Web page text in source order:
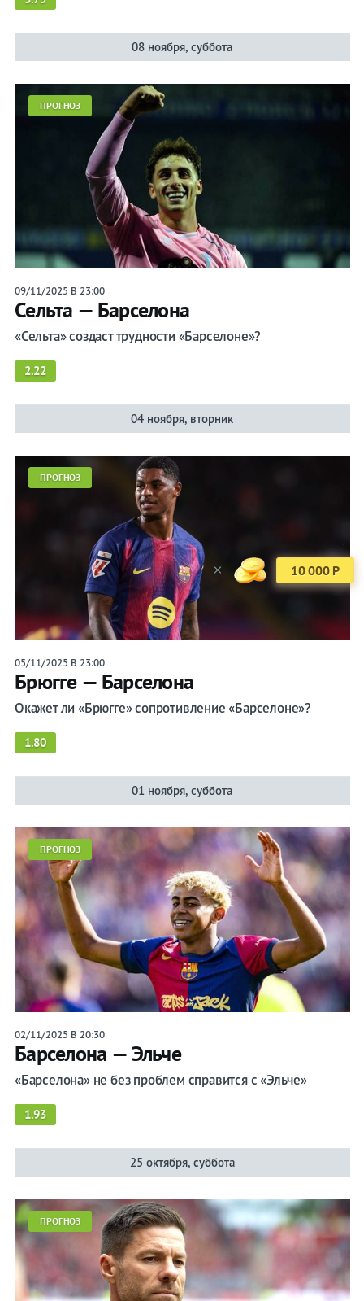
08 ноября, суббота
ПРОГНОЗ
09/11/2025 В 23:00
Сельта — Барселона
«Сельта» создаст трудности «Барселоне»?
2.22
04 ноября, вторник
ПРОГНОЗ
05/11/2025 В 23:00
Брюгге — Барселона
Окажет ли «Брюгге» сопротивление «Барселоне»?
1.80
01 ноября, суббота
ПРОГНОЗ
02/11/2025 В 20:30
Барселона — Эльче
«Барселона» не без проблем справится с «Эльче»
1.93
25 октября, суббота
ПРОГНОЗ
×
Бесплатная
ставка
Получить!